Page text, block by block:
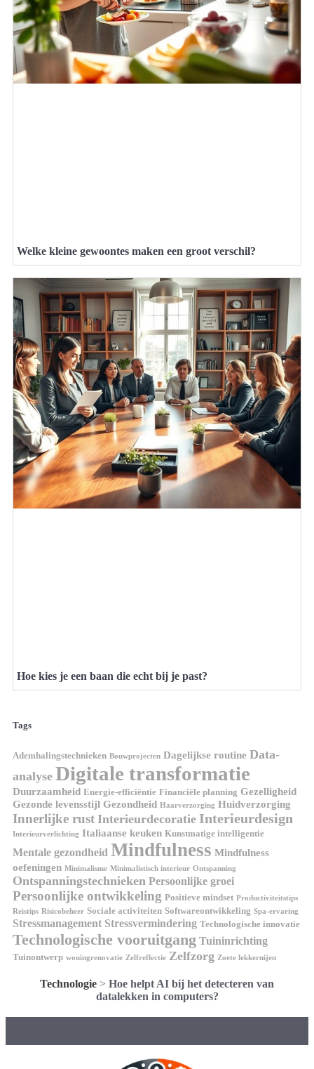
Welke kleine gewoontes maken een groot verschil?
Hoe kies je een baan die echt bij je past?
Tags
Ademhalingstechnieken Bouwprojecten Dagelijkse routine Data-
analyse Digitale transformatie
Duurzaamheid Energie-efficiëntie Financiële planning Gezelligheid
Gezonde levensstijl Gezondheid Haarverzorging Huidverzorging
Innerlijke rust Interieurdecoratie Interieurdesign
Interieurverlichting Italiaanse keuken Kunstmatige intelligentie
Mentale gezondheid Mindfulness Mindfulness
oefeningen Minimalisme Minimalistisch interieur Ontspanning
Ontspanningstechnieken Persoonlijke groei
Persoonlijke ontwikkeling Positieve mindset Productiviteitstips
Reistips Risicobeheer Sociale activiteiten Softwareontwikkeling Spa-ervaring
Stressmanagement Stressvermindering Technologische innovatie
Technologische vooruitgang Tuininrichting
Tuinontwerp woningrenovatie Zelfreflectie Zelfzorg Zoete lekkernijen
Technologie > Hoe helpt AI bij het detecteren van
datalekken in computers?